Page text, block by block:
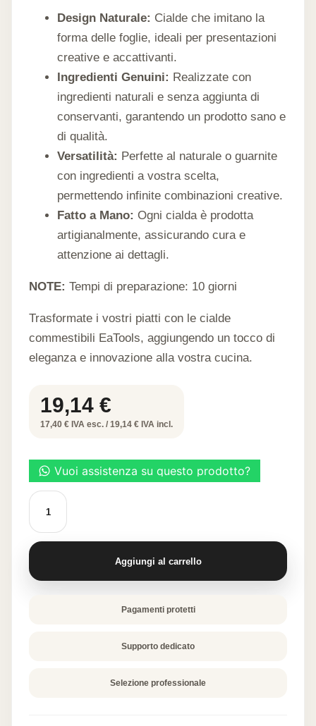
Design Naturale: Cialde che imitano la
forma delle foglie, ideali per presentazioni
creative e accattivanti.
Ingredienti Genuini: Realizzate con
ingredienti naturali e senza aggiunta di
conservanti, garantendo un prodotto sano e
di qualità.
Versatilità: Perfette al naturale o guarnite
con ingredienti a vostra scelta,
permettendo infinite combinazioni creative.
Fatto a Mano: Ogni cialda è prodotta
artigianalmente, assicurando cura e
attenzione ai dettagli.
NOTE: Tempi di preparazione: 10 giorni
Trasformate i vostri piatti con le cialde
commestibili EaTools, aggiungendo un tocco di
eleganza e innovazione alla vostra cucina.
19,14 €
17,40 € IVA esc. / 19,14 € IVA incl.
Cialde
alimentari
"Foglie
finger
miste"
Aggiungi al carrello
Pagamenti protetti
Supporto dedicato
Selezione professionale